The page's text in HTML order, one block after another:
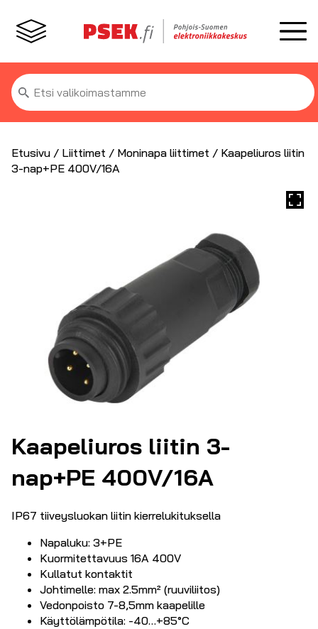
Etsi:
Etusivu / Liittimet / Moninapa liittimet / Kaapeliuros liitin
3-nap+PE 400V/16A
Kaapeliuros liitin 3-
nap+PE 400V/16A
IP67 tiiveysluokan liitin kierrelukituksella
Napaluku: 3+PE
Kuormitettavuus 16A 400V
Kullatut kontaktit
Johtimelle: max 2.5mm² (ruuviliitos)
Vedonpoisto 7-8,5mm kaapelille
Käyttölämpötila: -40…+85°C